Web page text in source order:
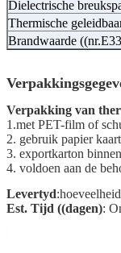
Dielectrische
Thermische
Brandwaarde
Verpakking van
1.met PET-film of
2. gebruik papier
3. exportkarton
4. voldoen aan de
Levertyd
Est. Tijd ((dagen):